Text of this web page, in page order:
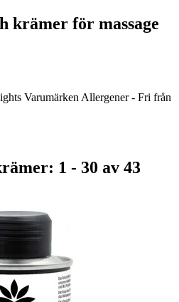
krämer för massage
Varumärken Allergener - Fri från
1 - 30 av 43